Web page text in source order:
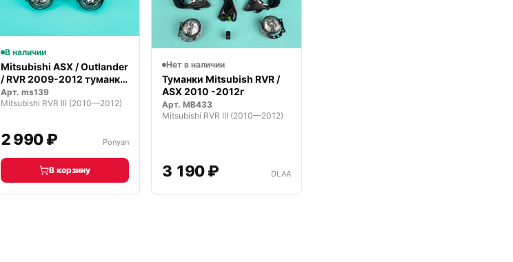
В наличии
Mitsubishi ASX / Outlander
/ RVR 2009-2012 туманк…
Арт. ms139
Mitsubishi RVR III (2010—2012)
2 990 ₽ Ponyan
В корзину
Нет в наличии
Туманки Mitsubish RVR /
ASX 2010 -2012г
Арт. MB433
Mitsubishi RVR III (2010—2012)
3 190 ₽ DLAA